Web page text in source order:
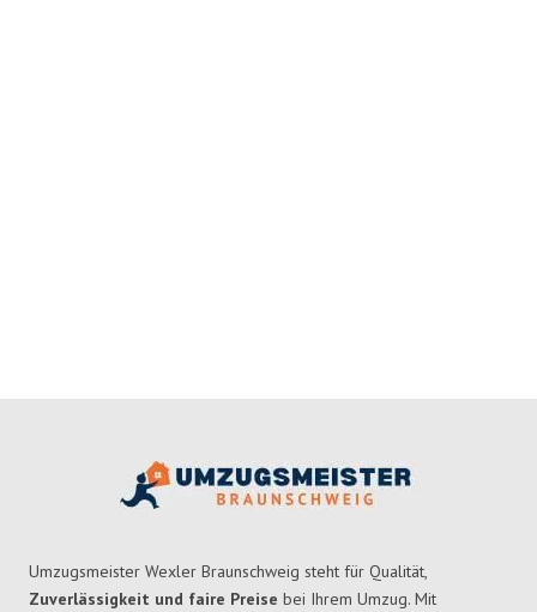
Umzugsmeister Wexler Braunschweig steht für Qualität,
Zuverlässigkeit und faire Preise bei Ihrem Umzug. Mit